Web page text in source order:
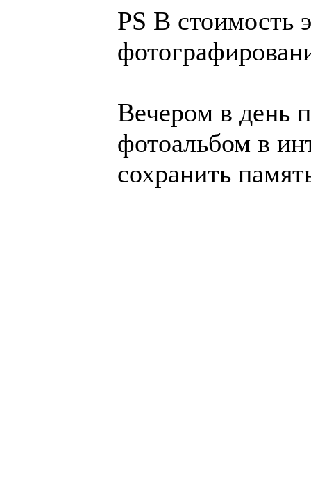
PS В стоимость
Вечером в день
фотоальбом в
сохранить